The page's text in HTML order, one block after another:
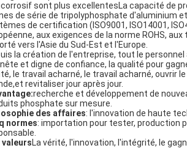
sont plus excellentesLa capacité de
de série de tripolyphosphate d'aluminium
de certification (ISO9001, ISO14001,
aux exigences de la norme ROHS,
vers l'Asie du Sud-Est et l'Europe.
la création de l'entreprise, tout le
et digne de confiance, la qualité pour
le travail acharné, le travail acharné, ouvrir
revitaliser jour après jour.
recherche et développement de
phosphate sur mesure.
des affaires: l'innovation de haute
normes: importation pour tester, production
valeursLa vérité, l'innovation, l'intégrité, le